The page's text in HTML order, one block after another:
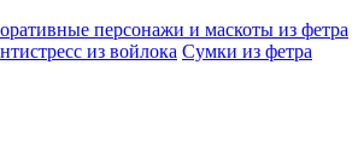
персонажи и маскоты из фетра
из войлока Сумки из фетра